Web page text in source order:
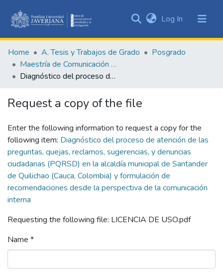
&
Collections
Statistics
Log In (current)
Home A. Tesis y Trabajos de Grado
Posgrado
Maestría de Comunicación en las Organizaciones
Diagnóstico del proceso de atención de las preguntas, quejas, reclamos, sugerencias, y denuncias ciudadanas (PQRSD) en la alcaldía municipal de Santander de Quilichao (Cauca, Colombia) y formulación de recomendaciones desde la perspectiva de la comunicación interna
Request a copy of the file
Enter the following information to request a copy for the
following item: Diagnóstico del proceso de atención de las
preguntas, quejas, reclamos, sugerencias, y denuncias
ciudadanas (PQRSD) en la alcaldía municipal de Santander
de Quilichao (Cauca, Colombia) y formulación de
recomendaciones desde la perspectiva de la comunicación
interna
Requesting the following file: LICENCIA DE USO.pdf
Name *